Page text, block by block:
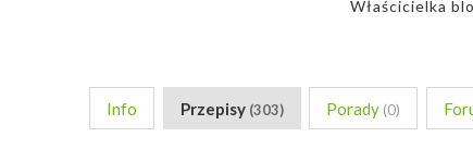
Właścicielka
Info Przepisy (303) Porady (0)